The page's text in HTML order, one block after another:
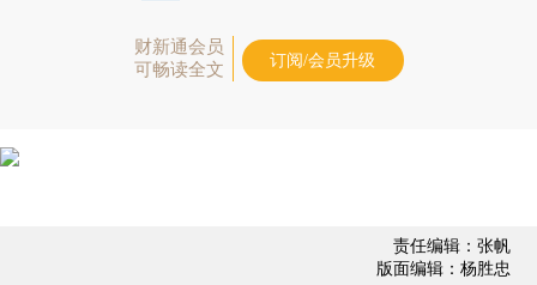
财新通会员
可畅读全文
订阅/会员升级
责任编辑：张帆
版面编辑：杨胜忠